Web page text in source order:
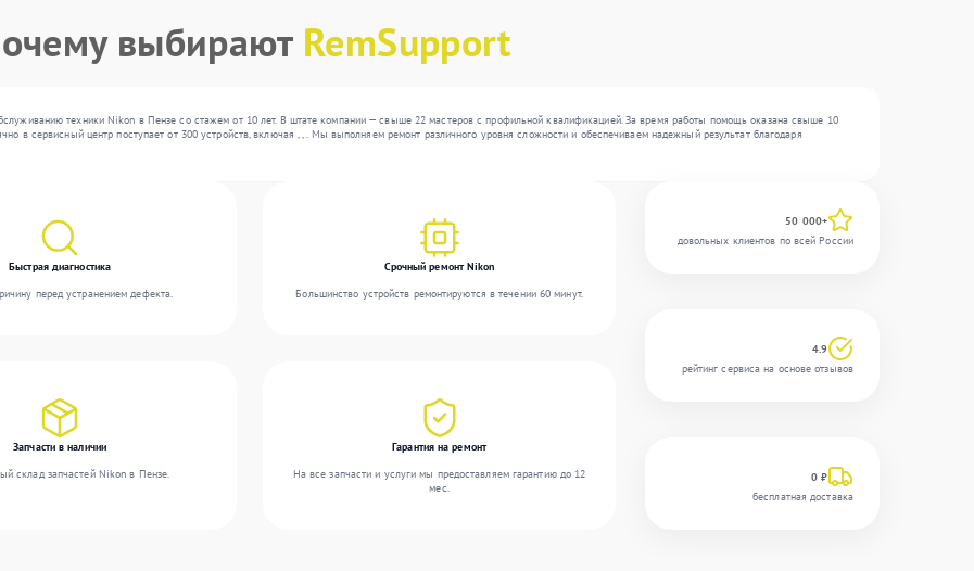
выбирают RemSupport
техники Nikon в Пензе со стажем от 10 лет. В штате компании — свыше 22 мастеров с профильной квалификацией. За время работы помощь оказана свыше 10
в сервисный центр поступает от 300 устройств, включая , , . Мы выполняем ремонт различного уровня сложности и обеспечиваем надежный результат благодаря
Быстрая диагностика
перед устранением дефекта.
Срочный ремонт Nikon
Большинство устройств ремонтируются в течении 60 минут.
Запчасти в наличии
склад запчастей Nikon в Пензе.
Гарантия на ремонт
На все запчасти и услуги мы предоставляем гарантию до 12
мес.
50 000+
довольных клиентов по всей России
4.9
рейтинг сервиса на основе отзывов
0 ₽
бесплатная доставка